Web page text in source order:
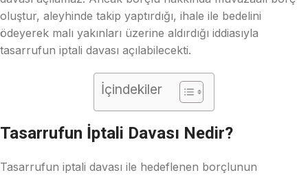
oluştur, aleyhinde takip yaptırdığı, ihale ile bedelini
ödeyerek malı yakınları üzerine aldırdığı iddiasıyla
tasarrufun iptali davası açılabilecekti.
İçindekiler
Tasarrufun İptali Davası Nedir?
Tasarrufun iptali davası ile hedeflenen borçlunun